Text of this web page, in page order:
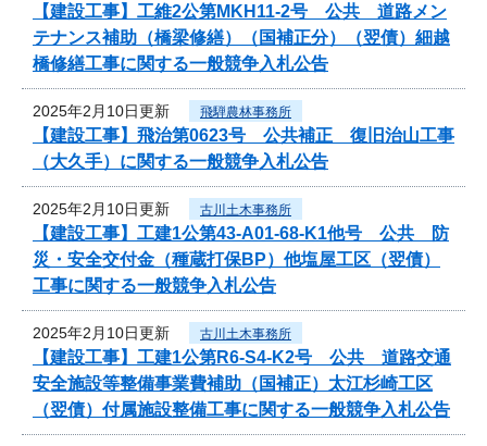
【建設工事】工維2公第MKH11-2号 公共 道路メン
テナンス補助（橋梁修繕）（国補正分）（翌債）細越
橋修繕工事に関する一般競争入札公告
2025年2月10日更新 飛騨農林事務所
【建設工事】飛治第0623号 公共補正 復旧治山工事
（大久手）に関する一般競争入札公告
2025年2月10日更新 古川土木事務所
【建設工事】工建1公第43-A01-68-K1他号 公共 防
災・安全交付金（種蔵打保BP）他塩屋工区（翌債）
工事に関する一般競争入札公告
2025年2月10日更新 古川土木事務所
【建設工事】工建1公第R6-S4-K2号 公共 道路交通
安全施設等整備事業費補助（国補正）太江杉崎工区
（翌債）付属施設整備工事に関する一般競争入札公告